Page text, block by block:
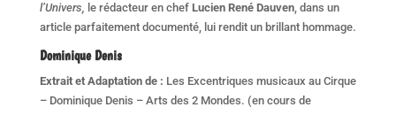
l’Univers, le rédacteur en chef Lucien René Dauven, dans un
article parfaitement documenté, lui rendit un brillant hommage.
Dominique Denis
Extrait et Adaptation de : Les Excentriques musicaux au Cirque
– Dominique Denis – Arts des 2 Mondes. (en cours de